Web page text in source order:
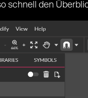
schnell den